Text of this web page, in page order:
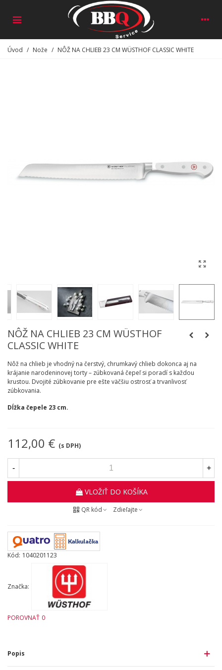
Úvod / Nože / NÔŽ NA CHLIEB 23 CM WÜSTHOF CLASSIC WHITE
NÔŽ NA CHLIEB 23 CM WÜSTHOF
CLASSIC WHITE
Nôž na chlieb je vhodný na čerstvý, chrumkavý chlieb dokonca aj na
krájanie narodeninovej torty – zúbkovaná čepeľ si poradí s každou
krustou. Dvojité zúbkovanie pre ešte väčšiu ostrosť a trvanlivosť
zúbkovania.
Dĺžka čepele 23 cm.
112,00 € (s DPH)
- +
VLOŽIŤ DO KOŠÍKA
QR kód Zdieľajte
Kód: 1040201123
Značka:
POROVNAŤ 0
Popis